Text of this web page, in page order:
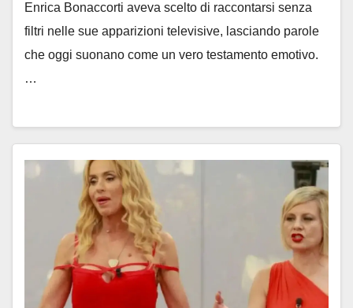
Enrica Bonaccorti aveva scelto di raccontarsi senza
filtri nelle sue apparizioni televisive, lasciando parole
che oggi suonano come un vero testamento emotivo.
…